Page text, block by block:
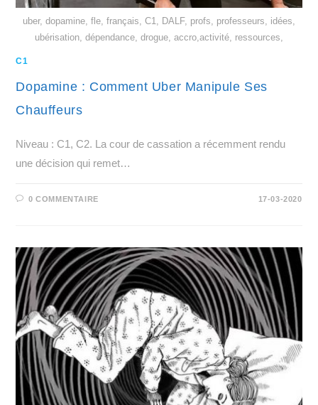
uber, dopamine, fle, français, C1, DALF, profs, professeurs, idées,
ubérisation, dépendance, drogue, accro,activité, ressources,
C1
Dopamine : Comment Uber Manipule Ses
Chauffeurs
Niveau : C1, C2. La cour de cassation a récemment rendu
une décision qui remet…
0 COMMENTAIRE 17-03-2020